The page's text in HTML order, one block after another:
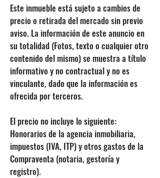
Este inmueble está sujeto a cambios de
precio o retirada del mercado sin previo
aviso. La información de este anuncio en
su totalidad (Fotos, texto o cualquier otro
contenido del mismo) se muestra a título
informativo y no contractual y no es
vinculante, dado que la información es
ofrecida por terceros.
El precio no incluye lo siguiente:
Honorarios de la agencia inmobiliaria,
impuestos (IVA, ITP) y otros gastos de la
Compraventa (notaria, gestoría y
registro).